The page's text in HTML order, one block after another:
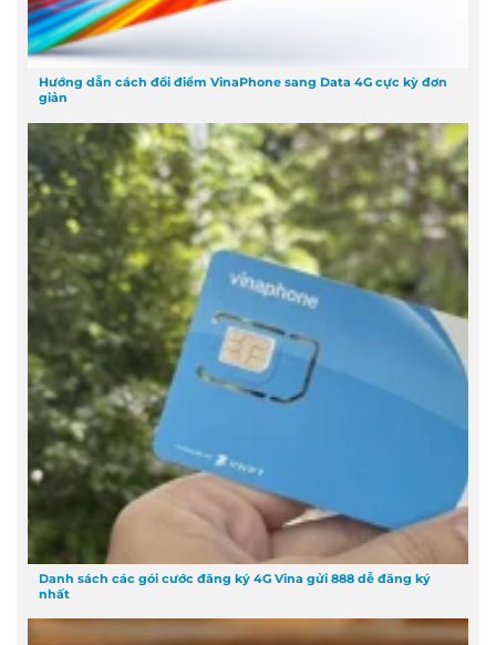
Hướng dẫn cách đổi điểm VinaPhone sang Data 4G cực kỳ đơn
giản
Danh sách các gói cước đăng ký 4G Vina gửi 888 dễ đăng ký
nhất